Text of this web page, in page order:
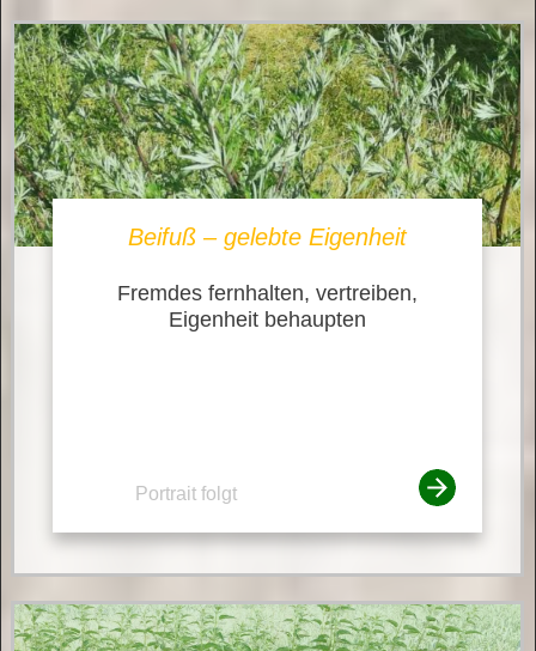
Beifuß – gelebte Eigenheit
Fremdes fernhalten, vertreiben,
Eigenheit behaupten
Portrait folgt